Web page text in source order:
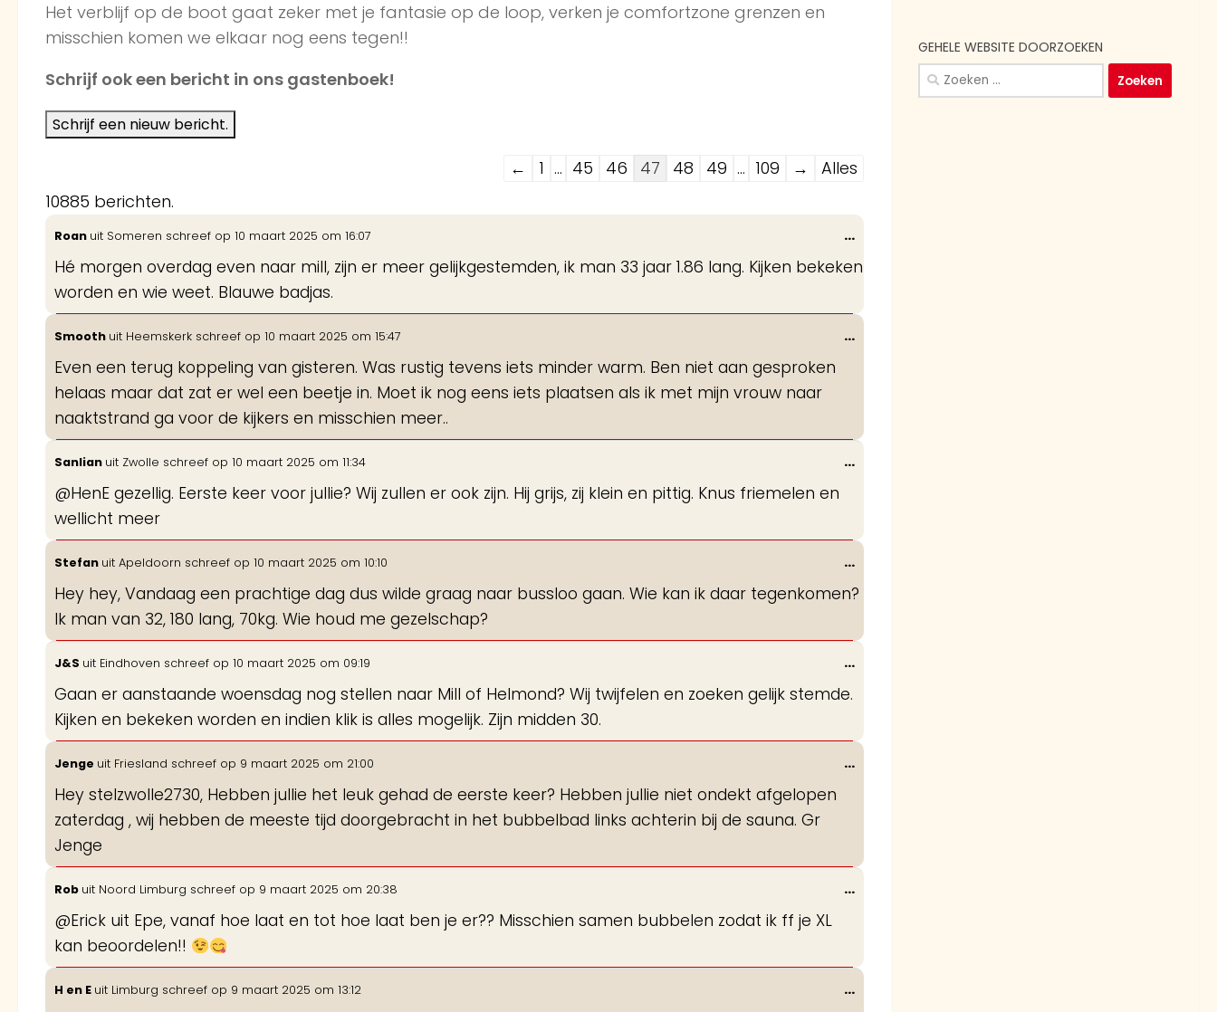
Het verblijf op de boot gaat zeker met je fantasie op de loop, verken je comfortzone grenzen en
misschien komen we elkaar nog eens tegen!!
Schrijf ook een bericht in ons gastenboek!
Navigatie
de
lijst
← 1 ... 45 46 47 48 49 ... 109 →
Alles
10885 berichten.
Roan uit Someren schreef op 10 maart 2025 om 16:07
Hé morgen overdag even naar mill, zijn er meer gelijkgestemden, ik man 33 jaar 1.86 lang. Kijken bekeken
worden en wie weet. Blauwe badjas.
...Wissel
metabox.
Smooth uit Heemskerk schreef op 10 maart 2025 om 15:47
Even een terug koppeling van gisteren. Was rustig tevens iets minder warm. Ben niet aan gesproken
helaas maar dat zat er wel een beetje in. Moet ik nog eens iets plaatsen als ik met mijn vrouw naar
naaktstrand ga voor de kijkers en misschien meer..
...Wissel
Sanlian uit Zwolle schreef op 10 maart 2025 om 11:34
@HenE gezellig. Eerste keer voor jullie? Wij zullen er ook zijn. Hij grijs, zij klein en pittig. Knus friemelen en
wellicht meer
...Wissel
Stefan uit Apeldoorn schreef op 10 maart 2025 om 10:10
Hey hey, Vandaag een prachtige dag dus wilde graag naar bussloo gaan. Wie kan ik daar tegenkomen?
Ik man van 32, 180 lang, 70kg. Wie houd me gezelschap?
...Wissel
deze
metabox.
J&S uit Eindhoven schreef op 10 maart 2025 om 09:19
Gaan er aanstaande woensdag nog stellen naar Mill of Helmond? Wij twijfelen en zoeken gelijk stemde.
Kijken en bekeken worden en indien klik is alles mogelijk. Zijn midden 30.
...Wissel
Jenge uit Friesland schreef op 9 maart 2025 om 21:00
Hey stelzwolle2730, Hebben jullie het leuk gehad de eerste keer? Hebben jullie niet ondekt afgelopen
zaterdag , wij hebben de meeste tijd doorgebracht in het bubbelbad links achterin bij de sauna. Gr
Jenge
...Wissel
Rob uit Noord Limburg schreef op 9 maart 2025 om 20:38
@Erick uit Epe, vanaf hoe laat en tot hoe laat ben je er?? Misschien samen bubbelen zodat ik ff je XL
kan beoordelen!!
...Wissel
H en E uit Limburg schreef op 9 maart 2025 om 13:12 ...Wissel
GEHELE WEBSITE DOORZOEKEN
Zoeken
naar: